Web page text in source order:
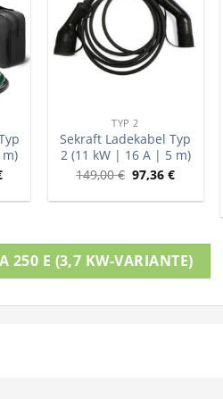
TYP 2
Sekraft Ladekabel Typ
2 (11 kW | 16 A | 5 m)
149,00€ 97,36€
250 E (3,7 KW-VARIANTE)